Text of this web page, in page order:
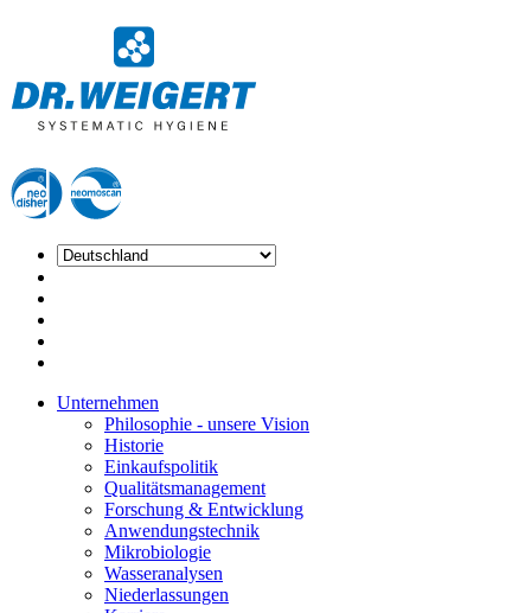
Unternehmen
Philosophie - unsere Vision
Historie
Einkaufspolitik
Qualitätsmanagement
Forschung & Entwicklung
Anwendungstechnik
Mikrobiologie
Wasseranalysen
Niederlassungen